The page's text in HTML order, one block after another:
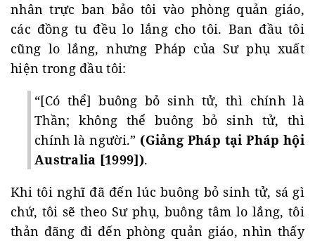
nhân trực ban bảo tôi vào phòng quản giáo,
các đồng tu đều lo lắng cho tôi. Ban đầu tôi
cũng lo lắng, nhưng Pháp của Sư phụ xuất
hiện trong đầu tôi:
“[Có thể] buông bỏ sinh tử, thì chính là
Thần; không thể buông bỏ sinh tử, thì
chính là người.” (Giảng Pháp tại Pháp hội
Australia [1999]).
Khi tôi nghĩ đã đến lúc buông bỏ sinh tử, sá gì
chứ, tôi sẽ theo Sư phụ, buông tâm lo lắng, tôi
thản đãng đi đến phòng quản giáo, nhìn thấy